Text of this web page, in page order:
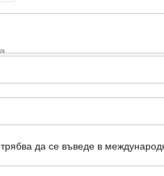
да се въведе в